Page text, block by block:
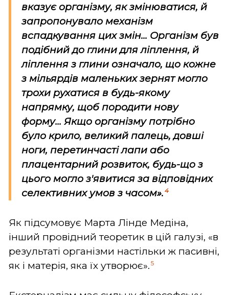
вказує організму, як змінюватися, й
запропонувало механізм
вспадкування цих змін... Організм був
подібний до глини для ліплення, й
ліплення з глини означало, що кожне
з мільярдів маленьких зернят могло
трохи рухатися в будь-якому
напрямку, щоб породити нову
форму... Якщо організму потрібно
було крило, великий палець, довші
ноги, перетинчасті лапи або
плацентарний розвиток, будь-що з
цього могло з'явитися за відповідних
селективних умов з часом». 4
Як підсумовує Марта Лінде Медіна,
інший провідний теоретик в цій галузі, «в
результаті організми настільки ж пасивні,
як і матерія, яка їх утворює». 5